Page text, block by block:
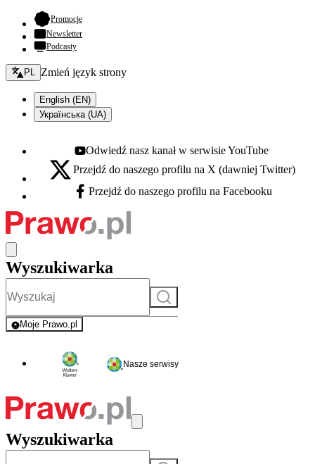
Promocje- otwiera się w nowej karcie
Newsletter
Podcasty
Zmień język - bieżący:
PL Zmień język strony
English (EN)
Українська (UA)
Youtube - otwiera się w nowej karcie
Odwiedź nasz kanał w serwisie YouTube
X - otwiera się w nowej karcie
Przejdź do naszego profilu na X (dawniej Twitter)
Facebook - otwiera się w nowej karcie
Przejdź do naszego profilu na Facebooku
Wyszukiwarka
Szukaj
Moje Prawo.pl
- rejestracja i logowanie do serwisu
Nasze serwisy
Wyszukiwarka